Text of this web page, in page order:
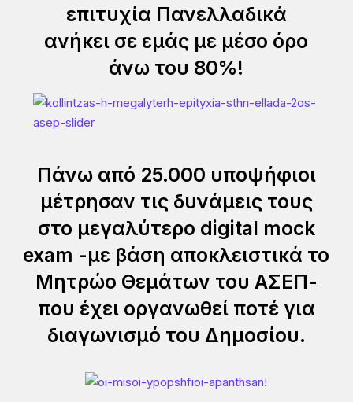
επιτυχία Πανελλαδικά
ανήκει σε εμάς με μέσο όρο
άνω του 80%!
Πάνω από 25.000 υποψήφιοι
μέτρησαν τις δυνάμεις τους
στο μεγαλύτερο digital mock
exam -με βάση αποκλειστικά το
Μητρώο Θεμάτων του ΑΣΕΠ-
που έχει οργανωθεί ποτέ για
διαγωνισμό του Δημοσίου.